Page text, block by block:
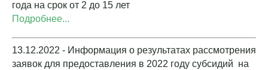
года на срок от 2 до 15 лет
Подробнее...
13.12.2022 - Информация о результатах рассмотрения
заявок для предоставления в 2022 году субсидий на